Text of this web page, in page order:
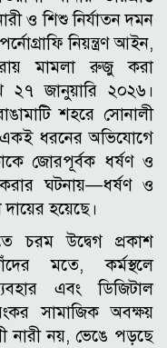
ও শিশু নির্যাতন দমন
নিয়ন্ত্রণ আইন,
মামলা রুজু করা
২৭ জানুয়ারি ২০২৬।
শহরে সোনালী
একই ধরনের অভিযোগে
জোরপূর্বক ধর্ষণ ও
ঘটনায়—ধর্ষণ ও
হয়েছে।
চরম উদ্বেগ প্রকাশ
মতে, কর্মস্থলে
এবং ডিজিটাল
সামাজিক অবক্ষয়
নয়, ভেঙে পড়ছে